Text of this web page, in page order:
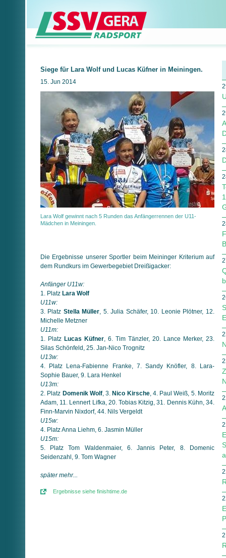
Siege für Lara Wolf und Lucas Küfner in Meiningen.
15. Jun 2014
Lara Wolf gewinnt nach 5 Runden das Anfängerrennen der U11-
Mädchen in Meiningen.
Die Ergebnisse unserer Sportler beim Meininger Kriterium auf
dem Rundkurs im Gewerbegebiet Dreißigacker:
Anfänger U11w:
1. Platz Lara Wolf
U11w:
3. Platz Stella Müller, 5. Julia Schäfer, 10. Leonie Plötner, 12.
Michelle Metzner
U11m:
1. Platz Lucas Küfner, 6. Tim Tänzler, 20. Lance Merker, 23.
Silas Schönfeld, 25. Jan-Nico Trognitz
U13w:
4. Platz Lena-Fabienne Franke, 7. Sandy Knöfler, 8. Lara-
Sophie Bauer, 9. Lara Henkel
U13m:
2. Platz Domenik Wolf, 3.Nico Kirsche, 4. Paul Weiß, 5. Moritz
Adam, 11. Lennert Lifka, 20. Tobias Kitzig, 31. Dennis Kühn, 34.
Finn-Marvin Nixdorf, 44. Nils Vergeldt
U15w:
4. Platz Anna Liehm, 6. Jasmin Müller
U15m:
5. Platz Tom Waldenmaier, 6. Jannis Peter, 8. Domenic
Seidenzahl, 9. Tom Wagner
später mehr...
Ergebnisse siehe finishtime.de